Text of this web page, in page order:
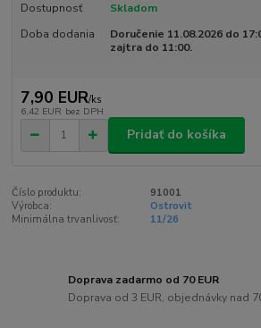
Dostupnosť
Skladom
Doba dodania
Doručenie 11.08.2026 do
zajtra do 11:00.
7,90 EUR/ks
6,42 EUR bez DPH
Pridať do košíka
Číslo produktu:
91001
Výrobca:
Ostrovit
Minimálna trvanlivosť:
11/26
Doprava zadarmo od 70 EUR
Doprava od 3 EUR, objednávky nad